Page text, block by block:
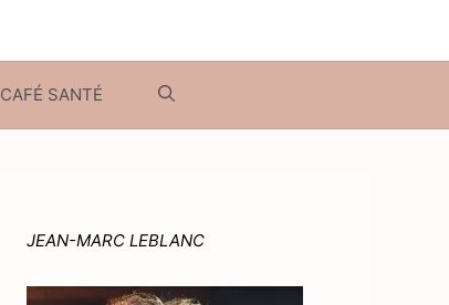
CAFÉ SANTÉ
JEAN-MARC LEBLANC